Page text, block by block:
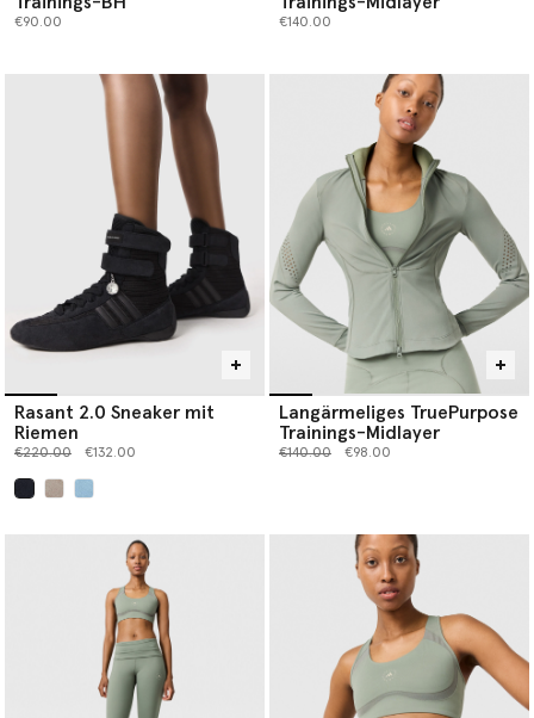
€90.00 €140.00
Rasant 2.0 Sneaker mit
Riemen
Preis reduziert von
€220.00bis€132.00
Langärmeliges TruePurpose
Trainings-Midlayer
Preis reduziert von
€140.00bis€98.00